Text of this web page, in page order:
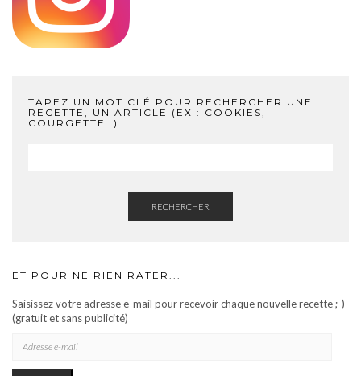
TAPEZ UN MOT CLÉ POUR RECHERCHER UNE
RECETTE, UN ARTICLE (EX : COOKIES,
COURGETTE…)
RECHERCHER
ET POUR NE RIEN RATER...
Saisissez votre adresse e-mail pour recevoir chaque nouvelle recette ;-)
(gratuit et sans publicité)